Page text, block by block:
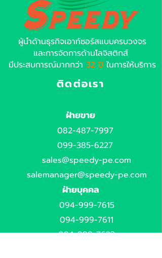
ผู้นำด้านธุรกิจเอาท์ซอร์สแบบครบวงจร
และการจัดการด้านโลจิสติกส์
มีประสบการณ์มากกว่า 32 ปีในการให้บริการ
ติดต่อเรา
ฝ่ายขาย
082-487-7997
099-385-6227
sales@speedy-pe.com
salemanager@speedy-pe.com
ฝ่ายบุคคล
094-999-7615
094-999-7611
094-999-7623